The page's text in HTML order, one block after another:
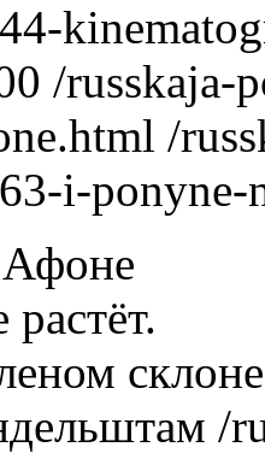
/russkaja-
/
i-ponyne-
склоне
/